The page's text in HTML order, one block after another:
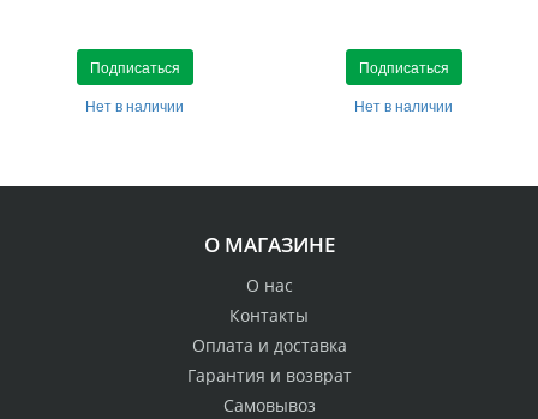
Подписаться
Нет в наличии
Подписаться
Нет в наличии
О МАГАЗИНЕ
О нас
Контакты
Оплата и доставка
Гарантия и возврат
Самовывоз